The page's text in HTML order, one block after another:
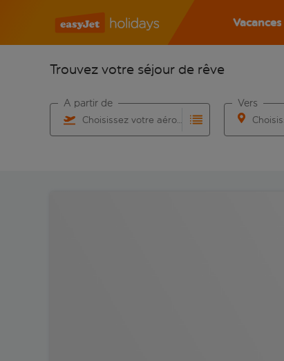
Vacances
Trouvez votre séjour de rêve
Choisissez votre aéroport
À partir de Vers